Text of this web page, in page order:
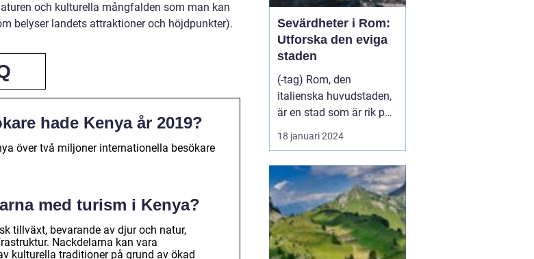
och kulturella mångfalden som man kan
belyser landets attraktioner och höjdpunkter).
hade Kenya år 2019?
över två miljoner internationella besökare
med turism i Kenya?
tillväxt, bevarande av djur och natur,
Nackdelarna kan vara
kulturella traditioner på grund av ökad
Sevärdheter i Rom:
Utforska den eviga
staden
(-tag) Rom, den
italienska huvudstaden,
är en stad som är rik på
historia, kultur och
vackra sevärdheter. Att
stappla genom tiden och
uppleva livet under det
antika romerska
imperiet. Från kolossala
ruiner till vackra
18 januari 2024